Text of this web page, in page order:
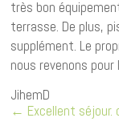
très bon
terrasse. De plus,
supplément. Le
nous revenons
JihemD
← Excellent